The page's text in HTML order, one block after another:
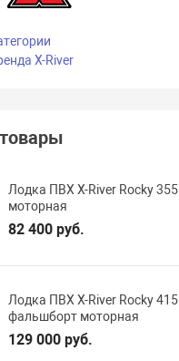
X-River
Лодка ПВХ X-River Rocky 355
моторная
82 400 руб.
Лодка ПВХ X-River Rocky 415
фальшборт моторная
129 000 руб.